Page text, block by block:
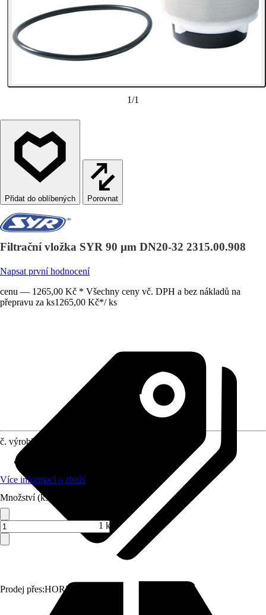
1/1
Porovnat
Filtrační vložka SYR 90 µm DN20-32 2315.00.908
Napsat první hodnocení
cenu — 1265,00 Kč * Všechny ceny vč. DPH a bez nákladů na
přepravu za ks1265,00 Kč*/ ks
Prodej přes:HORNBACH
č. výrobku
Více informací o zboží
Množství (ks)
1 ks